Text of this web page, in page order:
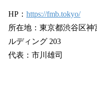
HP： https://fmb.tokyo/
所在地：東京都渋谷区神
ルディング 203
代表：市川雄司